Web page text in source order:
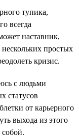
тупика,
всегда
наставник,
простых
кризис.
с людьми
статусов
от карьерного
выхода из этого
собой.